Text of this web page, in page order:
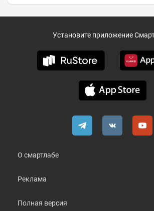
Установите приложение
О смартлабе
Реклама
Полная версия